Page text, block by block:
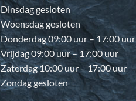
Dinsdag gesloten
Woensdag gesloten
Donderdag 09:00 uur – 17:00 uur
Vrijdag 09:00 uur – 17:00 uur
Zaterdag 10:00 uur – 17:00 uur
Zondag gesloten